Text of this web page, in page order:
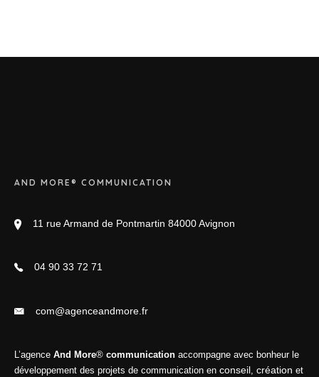
AND MORE® COMMUNICATION
11 rue Armand de Pontmartin 84000 Avignon
04 90 33 72 71
com@agenceandmore.fr
L’agence And More® communication accompagne avec bonheur le
développement des projets de communication en conseil, création et